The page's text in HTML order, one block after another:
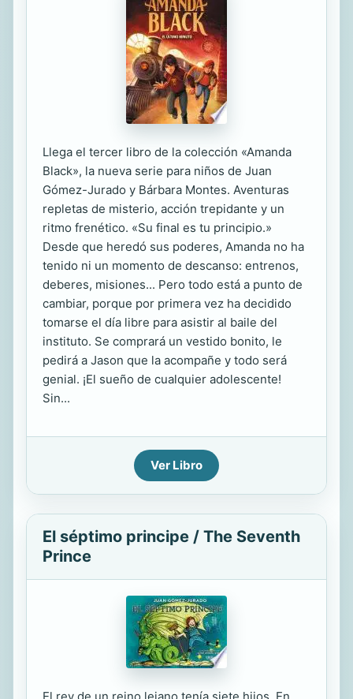
Llega el tercer libro de la colección «Amanda
Black», la nueva serie para niños de Juan
Gómez-Jurado y Bárbara Montes. Aventuras
repletas de misterio, acción trepidante y un
ritmo frenético. «Su final es tu principio.»
Desde que heredó sus poderes, Amanda no ha
tenido ni un momento de descanso: entrenos,
deberes, misiones... Pero todo está a punto de
cambiar, porque por primera vez ha decidido
tomarse el día libre para asistir al baile del
instituto. Se comprará un vestido bonito, le
pedirá a Jason que la acompañe y todo será
genial. ¡El sueño de cualquier adolescente!
Sin...
Ver Libro
El séptimo principe / The Seventh
Prince